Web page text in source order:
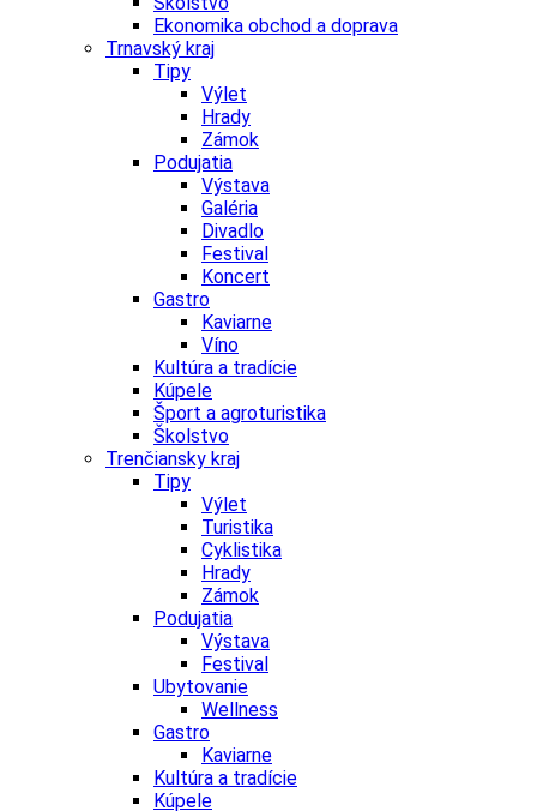
Ekonomika obchod a doprava
Trnavský kraj
Tipy
Výlet
Hrady
Zámok
Podujatia
Výstava
Galéria
Divadlo
Festival
Koncert
Gastro
Kaviarne
Víno
Kultúra a tradície
Kúpele
Šport a agroturistika
Školstvo
Trenčiansky kraj
Tipy
Výlet
Turistika
Cyklistika
Hrady
Zámok
Podujatia
Výstava
Festival
Ubytovanie
Wellness
Gastro
Kaviarne
Kultúra a tradície
Kúpele